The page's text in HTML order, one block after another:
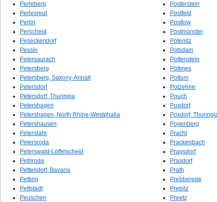
Perleberg
Perlesreut
Perlin
Perscheid
Peseckendorf
Pessin
Petersaurach
Petersberg
Petersberg, Saxony-Anhalt
Petersdorf
Petersdorf, Thuringia
Petershagen
Petershagen, North Rhine-Westphalia
Petershausen
Peterslahr
Petersroda
Peterswald-Löffelscheid
Petriroda
Pettendorf, Bavaria
Petting
Pettstadt
Peuschen
Posterstein
Postfeld
Postlow
Postmünster
Pötenitz
Potsdam
Pottenstein
Pöttmes
Pottum
Potzehne
Pouch
Poxdorf
Poxdorf,
Poyenberg
Pracht
Prackenbach
Pragsdorf
Prasdorf
Prath
Prebberede
Prebitz
Preetz